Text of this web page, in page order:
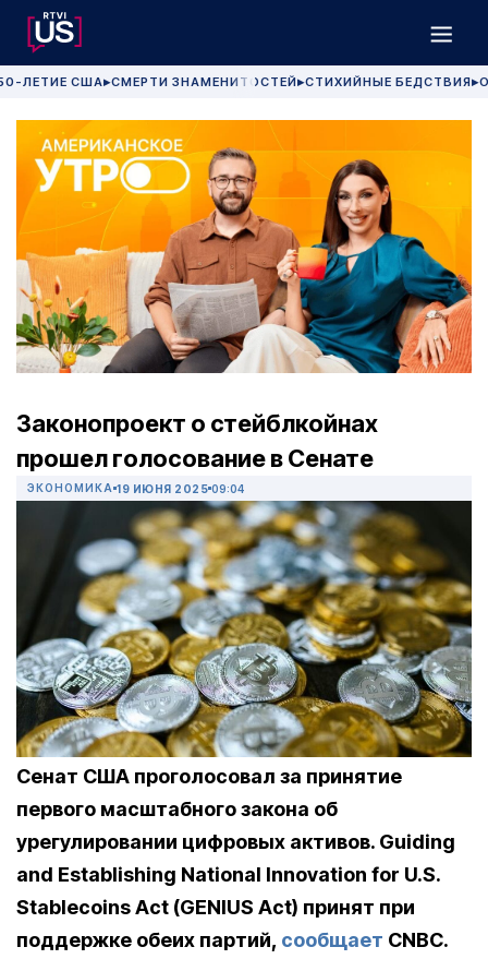
ЛЕТИЕ США▶СМЕРТИ ЗНАМЕНИТОСТЕЙ▶СТИХИЙНЫЕ БЕДСТВИЯ▶
Законопроект о стейблкойнах
прошел голосование в Сенате
ЭКОНОМИКА 19 ИЮНЯ 2025 09:04
Сенат США проголосовал за принятие
первого масштабного закона об
урегулировании цифровых активов. Guiding
and Establishing National Innovation for U.S.
Stablecoins Act (GENIUS Act) принят при
поддержке обеих партий, сообщает CNBC.